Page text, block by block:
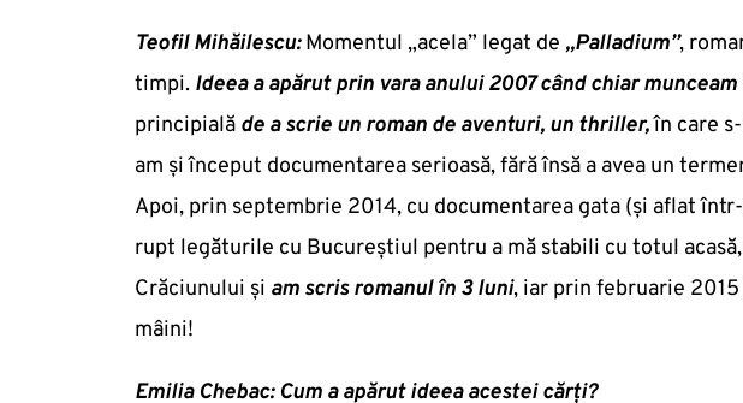
Teofil Mihăilescu: Momentul „acela” legat de „Palladium”,
timpi. Ideea a apărut prin vara anului 2007 când chiar munceam
principială de a scrie un roman de aventuri, un thriller,în care
am şi început documentarea serioasă, fără însă a avea un
Apoi, prin septembrie 2014, cu documentarea gata (și aflat
rupt legăturile cu Bucureştiul pentru a mă stabili cu totul
Crăciunului şi am scris romanul în 3 luni, iar prin februarie
mâini!
Emilia Chebac: Cum a apărut ideea acestei cărți?